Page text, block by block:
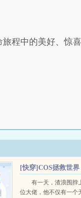
程中的美好、惊
[快穿]COS拯救世界
结+番外
有一天，渣浪围脖
位大佬，他不仅有一个